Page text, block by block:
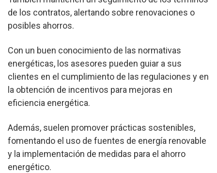
de los contratos, alertando sobre renovaciones o
posibles ahorros.
Con un buen conocimiento de las normativas
energéticas, los asesores pueden guiar a sus
clientes en el cumplimiento de las regulaciones y en
la obtención de incentivos para mejoras en
eficiencia energética.
Además, suelen promover prácticas sostenibles,
fomentando el uso de fuentes de energía renovable
y la implementación de medidas para el ahorro
energético.